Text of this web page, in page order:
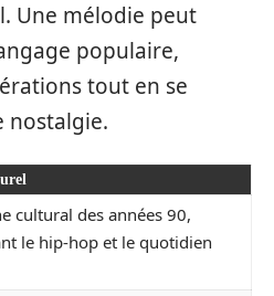
Une mélodie peut
populaire,
tout en se
nostalgie.
cultural des années 90,
le hip-hop et le quotidien